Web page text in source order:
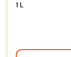
1 L